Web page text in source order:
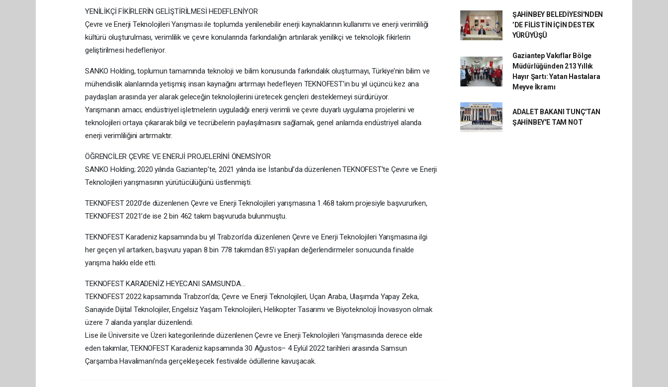
YENİLİKÇİ FİKİRLERİN GELİŞTİRİLMESİ HEDEFLENİYOR
Çevre ve Enerji Teknolojileri Yarışması ile toplumda yenilenebilir enerji kaynaklarının kullanımı ve enerji verimliliği
kültürü oluşturulması, verimlilik ve çevre konularında farkındalığın artırılarak yenilikçi ve teknolojik fikirlerin
geliştirilmesi hedefleniyor.
SANKO Holding, toplumun tamamında teknoloji ve bilim konusunda farkındalık oluşturmayı, Türkiye’nin bilim ve
mühendislik alanlarında yetişmiş insan kaynağını artırmayı hedefleyen TEKNOFEST’in bu yıl üçüncü kez ana
paydaşları arasında yer alarak geleceğin teknolojilerini üretecek gençleri desteklemeyi sürdürüyor.
Yarışmanın amacı; endüstriyel işletmelerin uyguladığı enerji verimli ve çevre duyarlı uygulama projelerini ve
teknolojileri ortaya çıkararak bilgi ve tecrübelerin paylaşılmasını sağlamak, genel anlamda endüstriyel alanda
enerji verimliliğini artırmaktır.
ÖĞRENCİLER ÇEVRE VE ENERJİ PROJELERİNİ ÖNEMSİYOR
SANKO Holding; 2020 yılında Gaziantep’te, 2021 yılında ise İstanbul’da düzenlenen TEKNOFEST’te Çevre ve Enerji
Teknolojileri yarışmasının yürütücülüğünü üstlenmişti.
TEKNOFEST 2020’de düzenlenen Çevre ve Enerji Teknolojileri yarışmasına 1.468 takım projesiyle başvururken,
TEKNOFEST 2021’de ise 2 bin 462 takım başvuruda bulunmuştu.
TEKNOFEST Karadeniz kapsamında bu yıl Trabzon’da düzenlenen Çevre ve Enerji Teknolojileri Yarışmasına ilgi
her geçen yıl artarken, başvuru yapan 8 bin 778 takımdan 85’i yapılan değerlendirmeler sonucunda finalde
yarışma hakkı elde etti.
TEKNOFEST KARADENİZ HEYECANI SAMSUN’DA…
TEKNOFEST 2022 kapsamında Trabzon’da; Çevre ve Enerji Teknolojileri, Uçan Araba, Ulaşımda Yapay Zeka,
Sanayide Dijital Teknolojiler, Engelsiz Yaşam Teknolojileri, Helikopter Tasarımı ve Biyoteknoloji İnovasyon olmak
üzere 7 alanda yarışlar düzenlendi.
Lise ile Üniversite ve Üzeri kategorilerinde düzenlenen Çevre ve Enerji Teknolojileri Yarışmasında derece elde
eden takımlar, TEKNOFEST Karadeniz kapsamında 30 Ağustos– 4 Eylül 2022 tarihleri arasında Samsun
Çarşamba Havalimanı’nda gerçekleşecek festivalde ödüllerine kavuşacak.
ŞAHİNBEY BELEDİYESİ'NDEN
’DE FİLİSTİN İÇİN DESTEK
YÜRÜYÜŞÜ
Gaziantep Vakıflar Bölge
Müdürlüğünden 213 Yıllık
Hayır Şartı: Yatan Hastalara
Meyve İkramı
ADALET BAKANI TUNÇ'TAN
ŞAHİNBEY'E TAM NOT